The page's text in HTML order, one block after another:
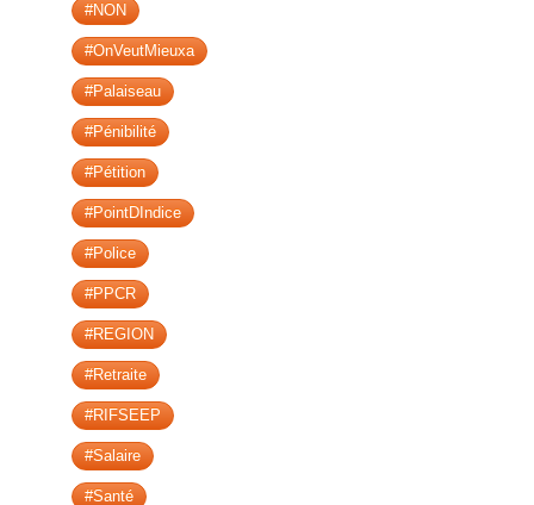
#NON
#OnVeutMieuxa
#Palaiseau
#Pénibilité
#Pétition
#PointDIndice
#Police
#PPCR
#REGION
#Retraite
#RIFSEEP
#Salaire
#Santé